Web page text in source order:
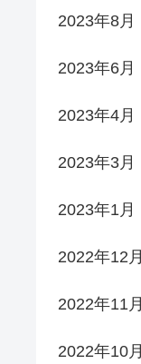
2023年8月
2023年6月
2023年4月
2023年3月
2023年1月
2022年12月
2022年11月
2022年10月